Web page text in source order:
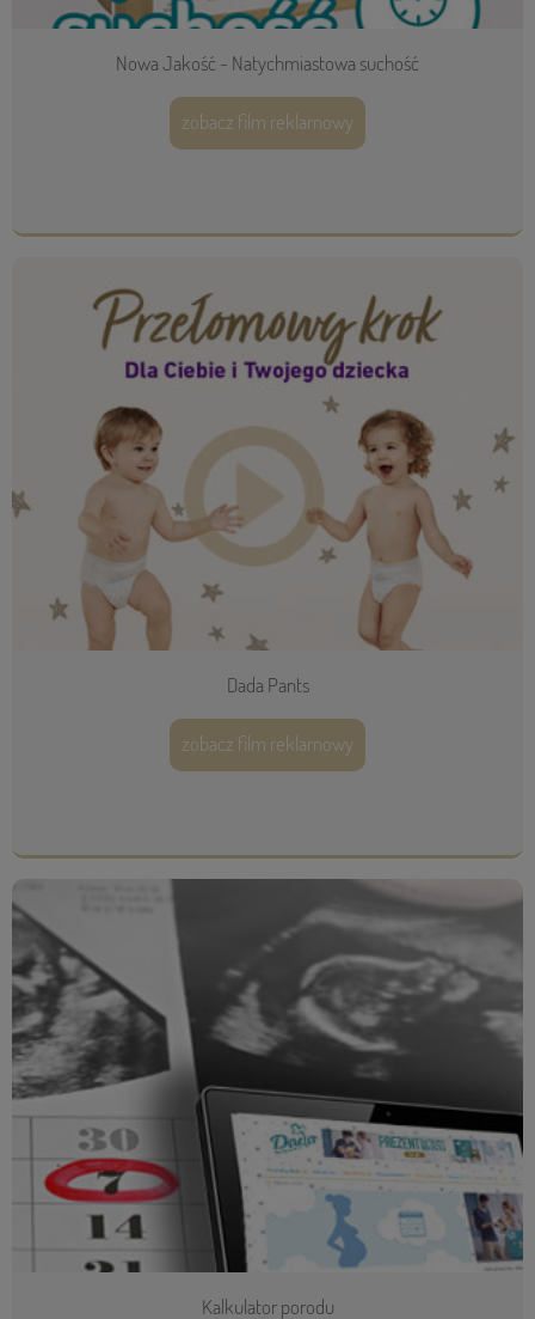
Nowa Jakość - Natychmiastowa suchość
zobacz film reklamowy
Dada Pants
zobacz film reklamowy
Kalkulator porodu